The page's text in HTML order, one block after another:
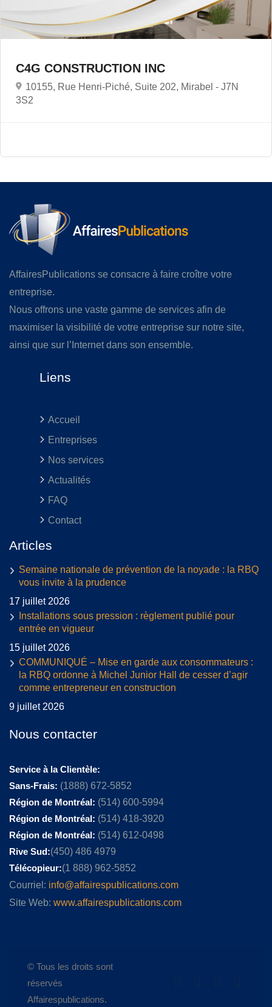
C4G CONSTRUCTION INC
10155, Rue Henri-Piché, Suite 202, Mirabel - J7N
3S2
AffairesPublications se consacre à faire croître votre
entreprise.
Nous offrons une vaste gamme de services afin de
maximiser la visibilité de votre entreprise sur notre site,
ainsi que sur l’Internet dans son ensemble.
Liens
Accueil
Entreprises
Nos services
Actualités
FAQ
Contact
Articles
Semaine nationale de prévention de la noyade : la RBQ
vous invite à la prudence
17 juillet 2026
Installations sous pression : règlement publié pour
entrée en vigueur
15 juillet 2026
COMMUNIQUÉ – Mise en garde aux consommateurs :
la RBQ ordonne à Michel Junior Hall de cesser d’agir
comme entrepreneur en construction
9 juillet 2026
Nous contacter
Service à la Clientèle:
Sans-Frais: (1888) 672-5852
Région de Montréal: (514) 600-5994
Région de Montréal: (514) 418-3920
Région de Montréal: (514) 612-0498
Rive Sud:(450) 486 4979
Télécopieur:(1 888) 962-5852
Courriel: info@affairespublications.com
Site Web: www.affairespublications.com
© Tous les droits sont
réservés
Affairespublications.